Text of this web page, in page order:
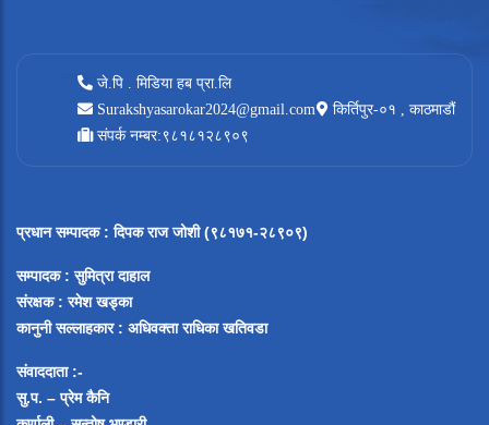
जे.पि . मिडिया हब प्रा.लि
Surakshyasarokar2024@gmail.com
किर्तिपुर-०१ , काठमाडौं
संपर्क नम्बर:९८१८१२८९०९
प्रधान सम्पादक: दिपक राज जोशी (९८१७१-२८९०९)
सम्पादक : सुमित्रा दाहाल
संरक्षक : रमेश खड्का
कानुनी सल्लाहकार : अधिवक्ता राधिका खतिवडा
संवाददाता :-
सु.प. – प्रेम कैनि